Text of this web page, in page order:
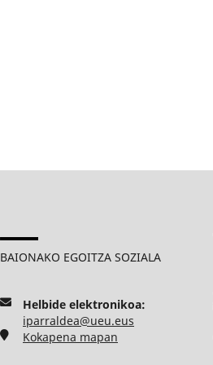
BAIONAKO EGOITZA SOZIALA
Helbide elektronikoa:
iparraldea@ueu.eus
Kokapena mapan